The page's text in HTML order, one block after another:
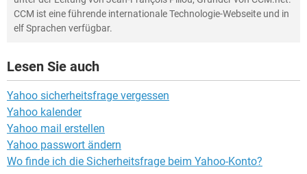
CCM ist eine führende internationale Technologie-Webseite und in
elf Sprachen verfügbar.
Lesen Sie auch
Yahoo sicherheitsfrage vergessen
Yahoo kalender
Yahoo mail erstellen
Yahoo passwort ändern
Wo finde ich die Sicherheitsfrage beim Yahoo-Konto?